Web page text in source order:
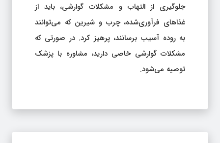
جلوگیری از التهاب و مشکلات گوارشی، باید از
غذاهای فرآوری‌شده، چرب و شیرین که می‌توانند
به روده آسیب برسانند، پرهیز کرد. در صورتی که
مشکلات گوارشی خاصی دارید، مشاوره با پزشک
توصیه می‌شود.